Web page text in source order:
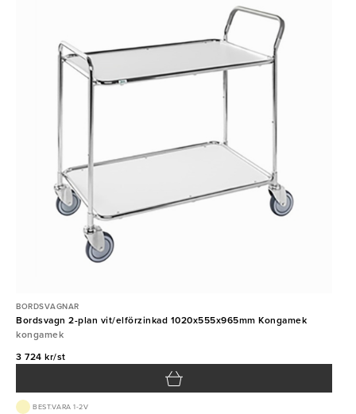
BORDSVAGNAR
Bordsvagn 2-plan vit/elförzinkad 1020x555x965mm Kongamek
kongamek
3 724 kr/st
BEST.VARA 1-2V